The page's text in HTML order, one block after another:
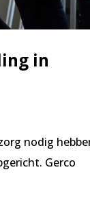
in
nodig
Gerco